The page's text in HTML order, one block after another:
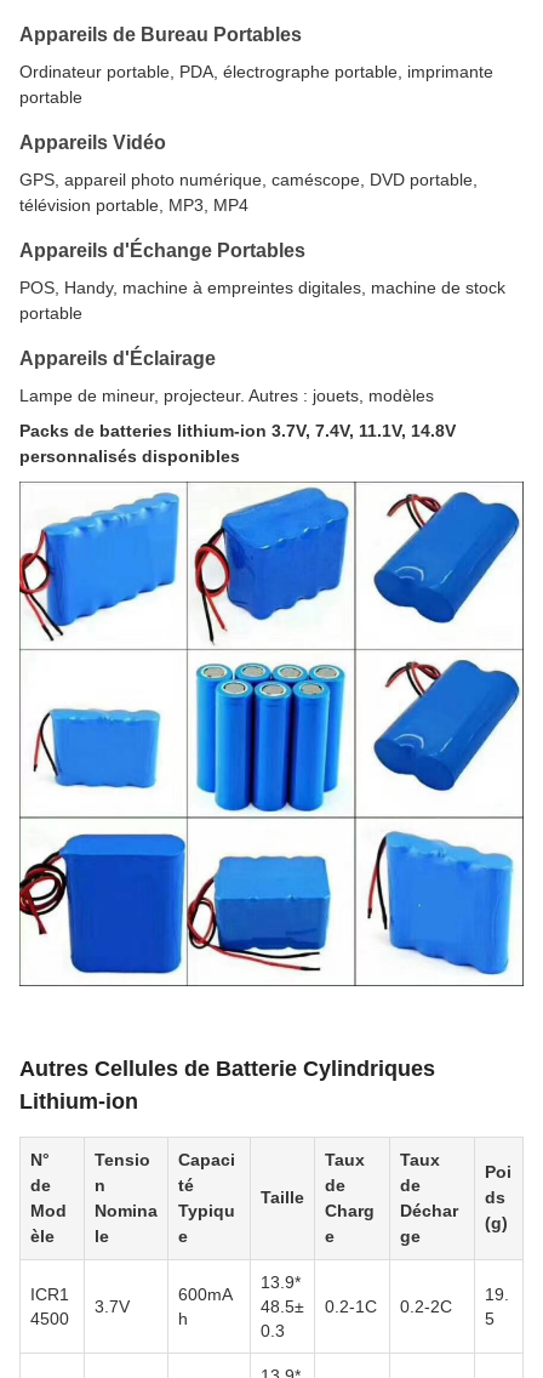
Appareils de Bureau Portables
Ordinateur portable, PDA, électrographe portable, imprimante
portable
Appareils Vidéo
GPS, appareil photo numérique, caméscope, DVD portable,
télévision portable, MP3, MP4
Appareils d'Échange Portables
POS, Handy, machine à empreintes digitales, machine de stock
portable
Appareils d'Éclairage
Lampe de mineur, projecteur. Autres : jouets, modèles
Packs de batteries lithium-ion 3.7V, 7.4V, 11.1V, 14.8V
personnalisés disponibles
Autres Cellules de Batterie Cylindriques
Lithium-ion
N°
de
Mod
èle
Tensio
n
Nomina
le
Capaci
té
Typiqu
e
Taille
Taux
de
Charg
e
Taux
de
Déchar
ge
Poi
ds
(g)
ICR1
4500
3.7V
600mA
h
13.9*
48.5±
0.3
0.2-1C 0.2-2C
19.
5